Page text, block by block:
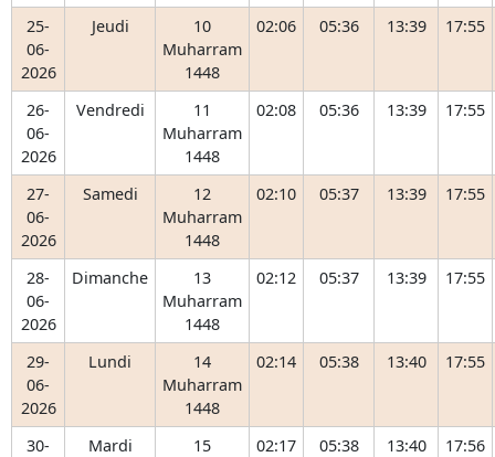
25-
06-
2026
Jeudi
10
Muharram
1448
02:06 05:36 13:39 17:55
26-
06-
2026
Vendredi
11
Muharram
1448
02:08 05:36 13:39 17:55
27-
06-
2026
Samedi
12
Muharram
1448
02:10 05:37 13:39 17:55
28-
06-
2026
Dimanche
13
Muharram
1448
02:12 05:37 13:39 17:55
29-
06-
2026
Lundi
14
Muharram
1448
02:14 05:38 13:40 17:55
30-
Mardi
15
02:17 05:38 13:40 17:56